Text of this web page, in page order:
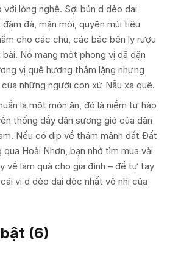
với lòng nghệ. Sợi bún d dẻo dai
đà, mặn mòi, quyện mùi tiêu
cho các chú, các bác bên ly rượu
Nó mang một phong vị dã dặn
vị quê hương thầm lặng nhưng
những người con xứ Nẫu xa quê.
là một món ăn, đó là niềm tự hào
thống dầy dặn sương gió của dân
Nếu có dịp về thăm mảnh đất Đất
Hoài Nhơn, bạn nhớ tìm mua vài
về làm quà cho gia đình – để tự tay
vị d dẻo dai độc nhất vô nhị của
(6)